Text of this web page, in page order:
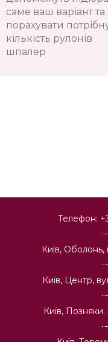
саме ваш варіант та
порахувати
кількість рулонів
шпалер
Телефон:
Київ,
Київ, Центр,
Київ,